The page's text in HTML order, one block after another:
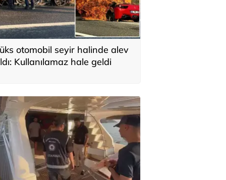
otomobil seyir halinde alev
Kullanılamaz hale geldi